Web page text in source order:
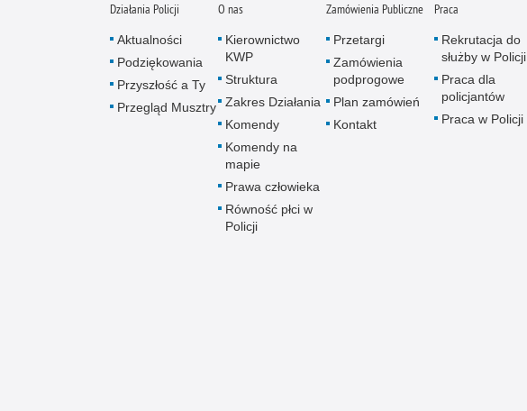
Działania Policji
Aktualności
Podziękowania
Przyszłość a Ty
Przegląd Musztry
O nas
Kierownictwo
KWP
Struktura
Zakres Działania
Komendy
Komendy na
mapie
Prawa człowieka
Równość płci w
Policji
Zamówienia Publiczne
Przetargi
Zamówienia
podprogowe
Plan zamówień
Kontakt
Praca
Rekrutacja do
służby w Policji
Praca dla
policjantów
Praca w Policji